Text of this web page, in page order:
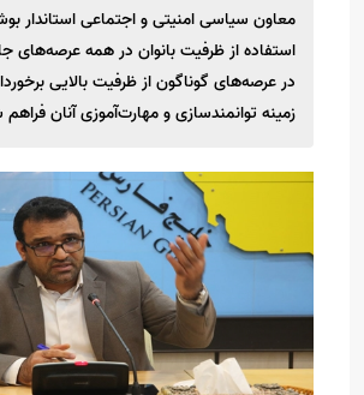
معاون سیاسی امنیتی و اجتماعی استاندار
استفاده از ظرفیت بانوان در همه عرصه‌های
در عرصه‌های گوناگون از ظرفیت بالایی
زمینه توانمندسازی و مهارت‌آموزی آنان